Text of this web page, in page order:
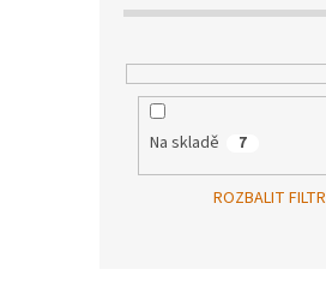
Na skladě 7
ROZBALIT FILTR